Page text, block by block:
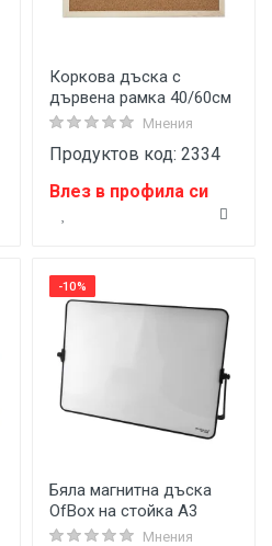
Коркова дъска с
дървена рамка 40/60см
Мнения
Продуктов код: 2334
Влез в профила си
-10%
Бяла магнитна дъска
OfBox на стойка A3
Мнения